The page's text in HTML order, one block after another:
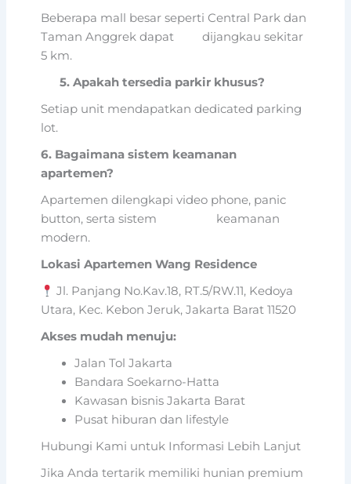
Beberapa mall besar seperti Central Park dan
Taman Anggrek dapat dijangkau sekitar
5 km.
5. Apakah tersedia parkir khusus?
Setiap unit mendapatkan dedicated parking
lot.
6. Bagaimana sistem keamanan
apartemen?
Apartemen dilengkapi video phone, panic
button, serta sistem keamanan
modern.
Lokasi Apartemen Wang Residence
Jl. Panjang No.Kav.18, RT.5/RW.11, Kedoya
Utara, Kec. Kebon Jeruk, Jakarta Barat 11520
Akses mudah menuju:
Jalan Tol Jakarta
Bandara Soekarno-Hatta
Kawasan bisnis Jakarta Barat
Pusat hiburan dan lifestyle
Hubungi Kami untuk Informasi Lebih Lanjut
Jika Anda tertarik memiliki hunian premium